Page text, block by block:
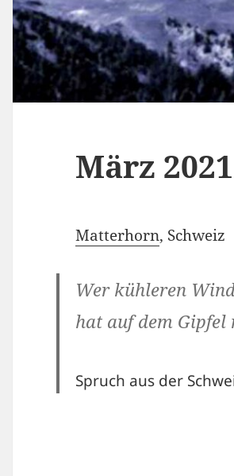
März 2021
Matterhorn, Schweiz
Wer kühleren
hat auf dem Gipfel
Spruch aus der